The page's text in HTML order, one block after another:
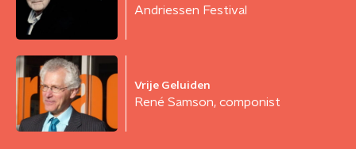
Andriessen Festival
Vrije Geluiden
René Samson, componist